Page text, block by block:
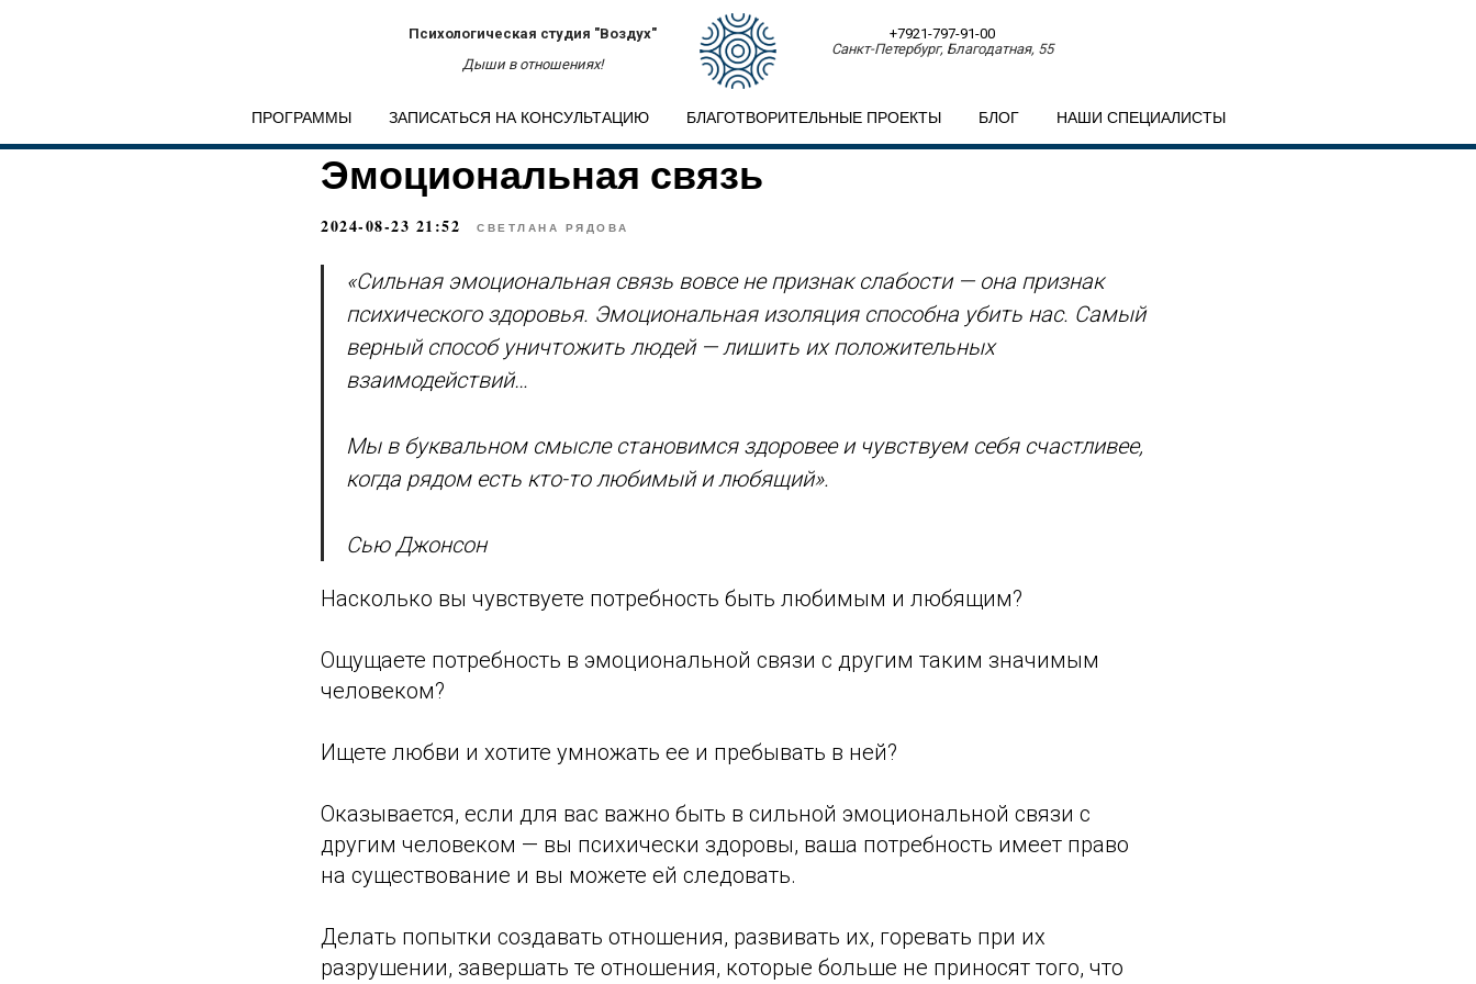
Психологическая студия "Воздух"
Дыши в отношениях!
+7921-797-91-00
Санкт-Петербург, Благодатная, 55
ПРОГРАММЫ ЗАПИСАТЬСЯ НА КОНСУЛЬТАЦИЮ БЛАГОТВОРИТЕЛЬНЫЕ ПРОЕКТЫ БЛОГ НАШИ СПЕЦИАЛИСТЫ
Эмоциональная связь
2024-08-23 21:52 СВЕТЛАНА РЯДОВА
«Сильная эмоциональная связь вовсе не признак слабости — она признак
психического здоровья. Эмоциональная изоляция способна убить нас. Самый
верный способ уничтожить людей — лишить их положительных
взаимодействий…
Мы в буквальном смысле становимся здоровее и чувствуем себя счастливее,
когда рядом есть кто-то любимый и любящий».
Сью Джонсон
Насколько вы чувствуете потребность быть любимым и любящим?
Ощущаете потребность в эмоциональной связи с другим таким значимым
человеком?
Ищете любви и хотите умножать ее и пребывать в ней?
Оказывается, если для вас важно быть в сильной эмоциональной связи с
другим человеком — вы психически здоровы, ваша потребность имеет право
на существование и вы можете ей следовать.
Делать попытки создавать отношения, развивать их, горевать при их
разрушении, завершать те отношения, которые больше не приносят того, что